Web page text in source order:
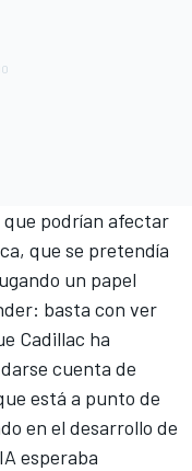
que podrían afectar
que se pretendía
un papel
basta con ver
Cadillac ha
cuenta de
está a punto de
en el desarrollo de
esperaba